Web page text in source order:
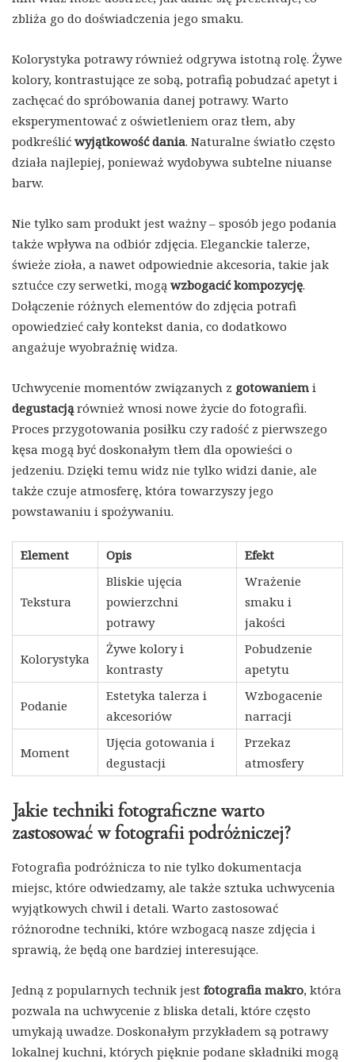
zbliża go do doświadczenia jego smaku.
Kolorystyka potrawy również odgrywa istotną rolę. Żywe
kolory, kontrastujące ze sobą, potrafią pobudzać apetyt i
zachęcać do spróbowania danej potrawy. Warto
eksperymentować z oświetleniem oraz tłem, aby
podkreślić wyjątkowość dania. Naturalne światło często
działa najlepiej, ponieważ wydobywa subtelne niuanse
barw.
Nie tylko sam produkt jest ważny – sposób jego podania
także wpływa na odbiór zdjęcia. Eleganckie talerze,
świeże zioła, a nawet odpowiednie akcesoria, takie jak
sztućce czy serwetki, mogą wzbogacić kompozycję.
Dołączenie różnych elementów do zdjęcia potrafi
opowiedzieć cały kontekst dania, co dodatkowo
angażuje wyobraźnię widza.
Uchwycenie momentów związanych z gotowaniem i
degustacją również wnosi nowe życie do fotografii.
Proces przygotowania posiłku czy radość z pierwszego
kęsa mogą być doskonałym tłem dla opowieści o
jedzeniu. Dzięki temu widz nie tylko widzi danie, ale
także czuje atmosferę, która towarzyszy jego
powstawaniu i spożywaniu.
Element Opis Efekt
Tekstura
Bliskie ujęcia
powierzchni
potrawy
Wrażenie
smaku i
jakości
Kolorystyka
Żywe kolory i
kontrasty
Pobudzenie
apetytu
Podanie
Estetyka talerza i
akcesoriów
Wzbogacenie
narracji
Moment
Ujęcia gotowania i
degustacji
Przekaz
atmosfery
Jakie techniki fotograficzne warto
zastosować w fotografii podróżniczej?
Fotografia podróżnicza to nie tylko dokumentacja
miejsc, które odwiedzamy, ale także sztuka uchwycenia
wyjątkowych chwil i detali. Warto zastosować
różnorodne techniki, które wzbogacą nasze zdjęcia i
sprawią, że będą one bardziej interesujące.
Jedną z popularnych technik jest fotografia makro, która
pozwala na uchwycenie z bliska detali, które często
umykają uwadze. Doskonałym przykładem są potrawy
lokalnej kuchni, których pięknie podane składniki mogą